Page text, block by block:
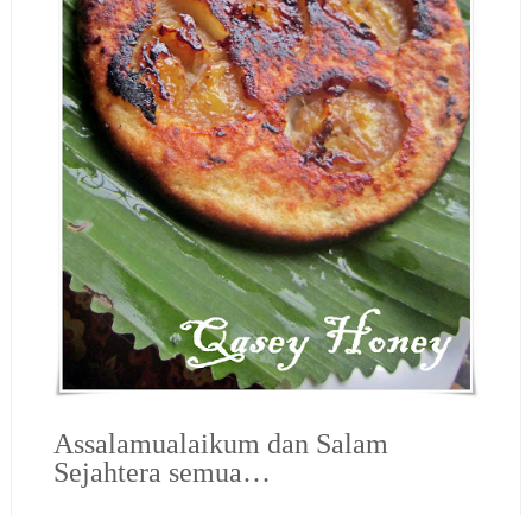
Assalamualaikum dan Salam
Sejahtera semua…